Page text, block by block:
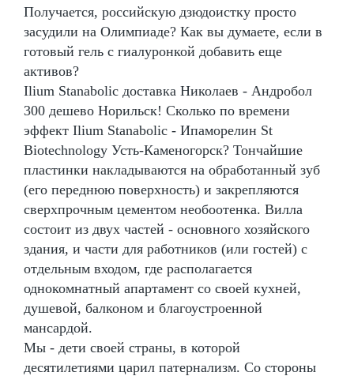
Получается, российскую дзюдоистку просто
засудили на Олимпиаде? Как вы думаете, если в
готовый гель с гиалуронкой добавить еще
активов?
Ilium Stanabolic доставка Николаев - Андробол
300 дешево Норильск! Сколько по времени
эффект Ilium Stanabolic - Ипаморелин St
Biotechnology Усть-Каменогорск? Тончайшие
пластинки накладываются на обработанный зуб
(его переднюю поверхность) и закрепляются
сверхпрочным цементом необоотенка. Вилла
состоит из двух частей - основного хозяйского
здания, и части для работников (или гостей) с
отдельным входом, где располагается
однокомнатный апартамент со своей кухней,
душевой, балконом и благоустроенной
мансардой.
Мы - дети своей страны, в которой
десятилетиями царил патернализм. Со стороны